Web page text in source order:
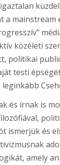
a
közéleti
politikai
testi
és írnak is
ismerjük és
amely